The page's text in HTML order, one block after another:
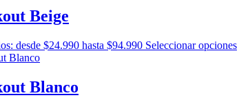
Beige
desde $24.990 hasta $94.990 Seleccionar opciones
Blanco